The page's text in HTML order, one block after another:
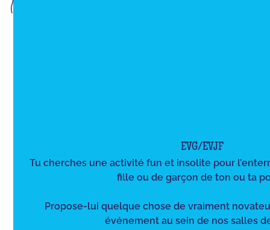
EVG/EVJF
Tu cherches une activité fun et insolite pour
fille ou de garçon de ton ou ta
Propose-lui quelque chose de vraiment
événement au sein de nos salles